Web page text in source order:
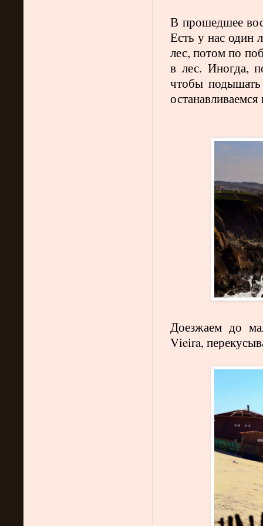
В прошедшее
Есть у нас один
лес, потом по
в лес. Иногда,
чтобы
Доезжаем до
Vieira,